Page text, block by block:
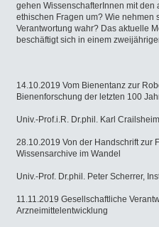
gehen WissenschafterInnen mit den
ethischen Fragen um? Wie nehmen
Verantwortung wahr? Das aktuelle
beschäftigt sich in einem
14.10.2019 Vom Bienentanz zur
Bienenforschung der letzten 100
Univ.-Prof.i.R. Dr.phil. Karl
28.10.2019 Von der Handschrift zur
Wissensarchive im Wandel
Univ.-Prof. Dr.phil. Peter Scherrer,
11.11.2019 Gesellschaftliche
Arzneimittelentwicklung